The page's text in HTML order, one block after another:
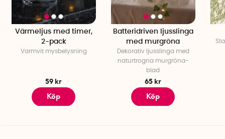
Värmeljus med timer,
2-pack
Varmvit mysbelysning
59 kr
Köp
Batteridriven ljusslinga
med murgröna
Dekorativ ljusslinga med
naturtrogna murgröna-
blad
65 kr
Köp